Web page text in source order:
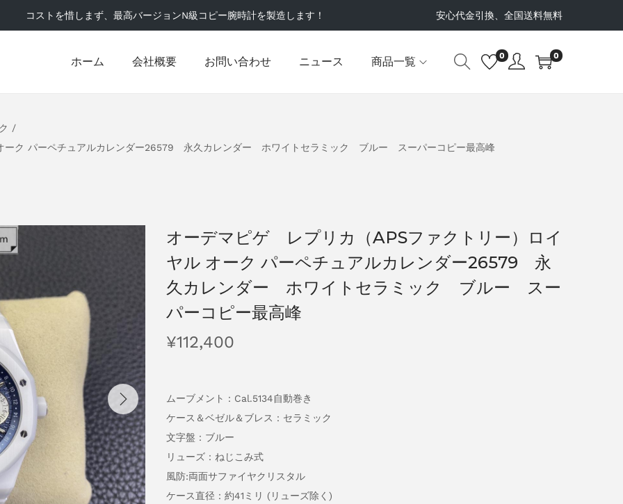
コストを惜しまず、最高バージョンN級コピー腕時計を製造します！ 安心代金引換、全国送料無料
ホーム 会社概要 お問い合わせ ニュース 商品一覧 0 0
/
ーク パーペチュアルカレンダー26579 永久カレンダー ホワイトセラミック ブルー スーパーコピー最高峰
オーデマピゲ レプリカ（APSファクトリー）ロイ
ヤル オーク パーペチュアルカレンダー26579 永
久カレンダー ホワイトセラミック ブルー スー
パーコピー最高峰
¥112,400
ムーブメント：Cal.5134自動巻き
ケース＆ベゼル＆ブレス：セラミック
文字盤：ブルー
リューズ：ねじこみ式
風防:両面サファイヤクリスタル
ケース直径：約41ミリ (リューズ除く)